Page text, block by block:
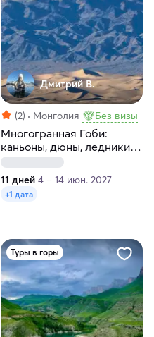
Дмитрий В.
(2) Монголия Без визы
Многогранная Гоби:
каньоны, дюны, ледники,
сафари
11 дней 4 – 14 июн. 2027
+1 дата
Туры в горы